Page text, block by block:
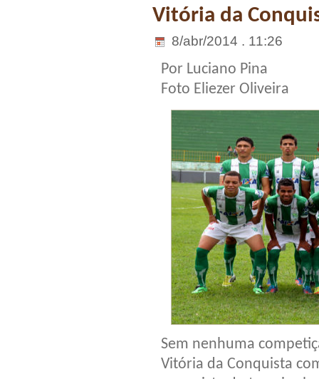
Vitória da
8/abr/2014 . 11:26
Por Luciano Pina
Foto Eliezer Oliveira
Sem nenhuma
Vitória da Conquista